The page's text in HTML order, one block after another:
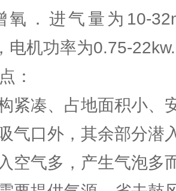
氧．进气量为10-
电机功率为0.75-22kw.
：
凑、占地面积小、
口外，其余部分潜
气多，产生气泡多